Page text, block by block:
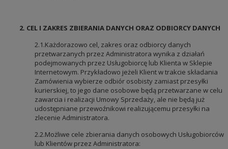
2. CEL I ZAKRES ZBIERANIA DANYCH ORAZ ODBIORCY DANYCH
2.1.Każdorazowo cel, zakres oraz odbiorcy danych
przetwarzanych przez Administratora wynika z działań
podejmowanych przez Usługobiorcę lub Klienta w Sklepie
Internetowym. Przykładowo jeżeli Klient w trakcie składania
Zamówienia wybierze odbiór osobisty zamiast przesyłki
kurierskiej, to jego dane osobowe będą przetwarzane w celu
zawarcia i realizacji Umowy Sprzedaży, ale nie będą już
udostępniane przewoźnikowi realizującemu przesyłki na
zlecenie Administratora.
2.2.Możliwe cele zbierania danych osobowych Usługobiorców
lub Klientów przez Administratora: